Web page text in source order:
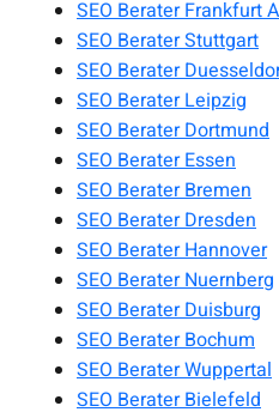
SEO Berater Frankfurt
SEO Berater Stuttgart
SEO Berater
SEO Berater Leipzig
SEO Berater Dortmund
SEO Berater Essen
SEO Berater Bremen
SEO Berater Dresden
SEO Berater Hannover
SEO Berater Nuernberg
SEO Berater Duisburg
SEO Berater Bochum
SEO Berater Wuppertal
SEO Berater Bielefeld